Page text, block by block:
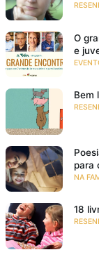
O
e
Bem
para
NA
18